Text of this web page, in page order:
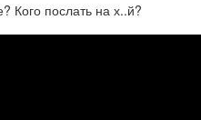
Кого послать на х..й?